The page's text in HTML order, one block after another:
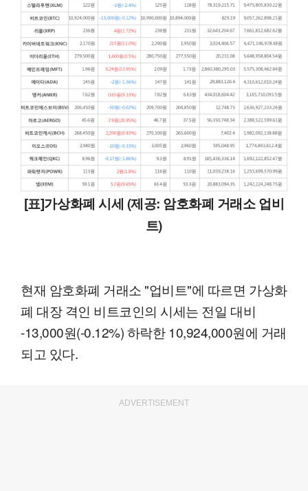
[표]가상화폐 시세 (제공: 암호화폐 거래소 업비
트)
현재 암호화폐 거래소 "업비트"에 따르면 가상화
폐 대장 격인 비트코인의 시세는 전일 대비
-13,000원(-0.12%) 하락한 10,924,000원에 거래
되고 있다.
ADVERTISEMENT